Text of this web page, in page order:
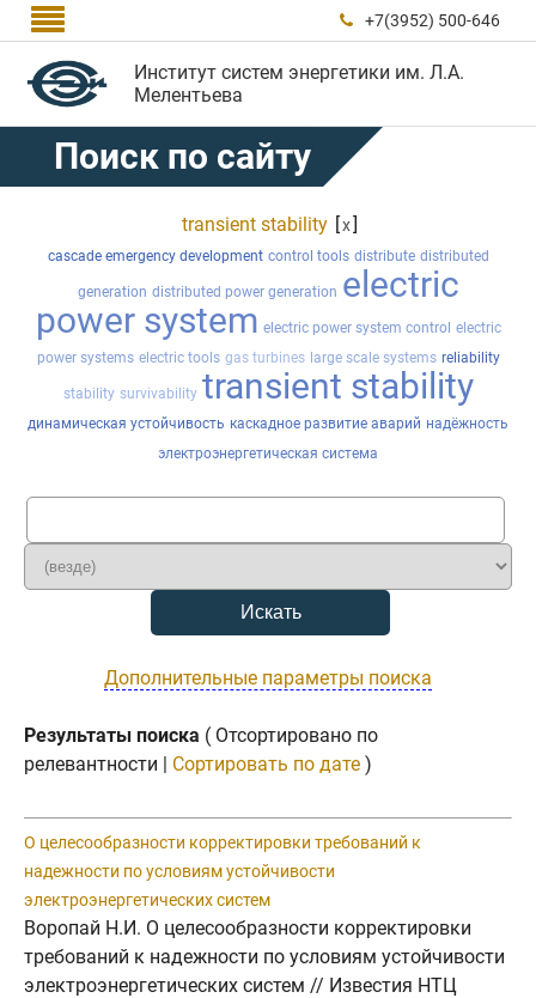
  +7(3952) 500-646
Институт систем энергетики им. Л.А.
Мелентьева
Поиск по сайту
transient stability [x]
cascade emergency development control tools distribute distributed
generation distributed power generation electric
power system electric power system control electric
power systems electric tools gas turbines large scale systems reliability
stability survivability transient stability
динамическая устойчивость каскадное развитие аварий надёжность
электроэнергетическая система
Дополнительные параметры поиска
Результаты поиска ( Отсортировано по
релевантности | Сортировать по дате )
О целесообразности корректировки требований к
надежности по условиям устойчивости
электроэнергетических систем
Воропай Н.И. О целесообразности корректировки
требований к надежности по условиям устойчивости
электроэнергетических систем // Известия НТЦ